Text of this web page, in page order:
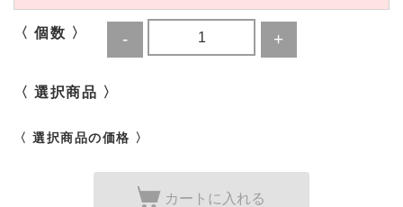
〈 個数 〉
〈 選択商品 〉
〈 選択商品の価格 〉
カートに入れる